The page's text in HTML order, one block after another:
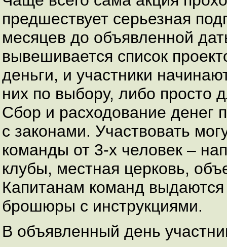
предшествует серьезная
месяцев до объявленной
вывешивается список
деньги, и участники
них по выбору, либо просто
Сбор и расходование денег
с законами. Участвовать
команды от 3-х человек –
клубы, местная церковь,
Капитанам команд
брошюры с инструкциями.
В объявленный день